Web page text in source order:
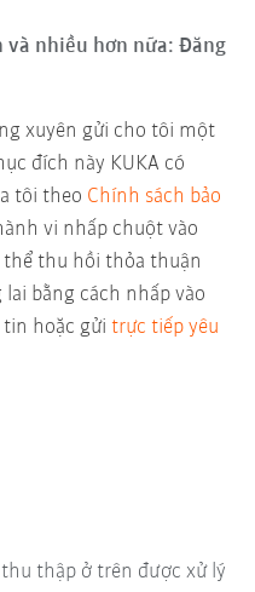
và nhiều hơn nữa: Đăng
xuyên gửi cho tôi một
đích này KUKA có
tôi theo Chính sách bảo
vi nhấp chuột vào
thể thu hồi thỏa thuận
bằng cách nhấp vào
tin hoặc gửitrực tiếp yêu
thập ở trên được xử lý